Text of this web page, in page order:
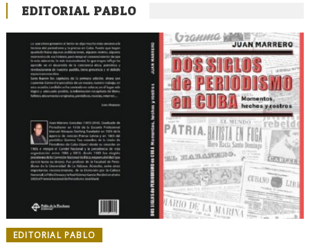
EDITORIAL PABLO
EDITORIAL PABLO